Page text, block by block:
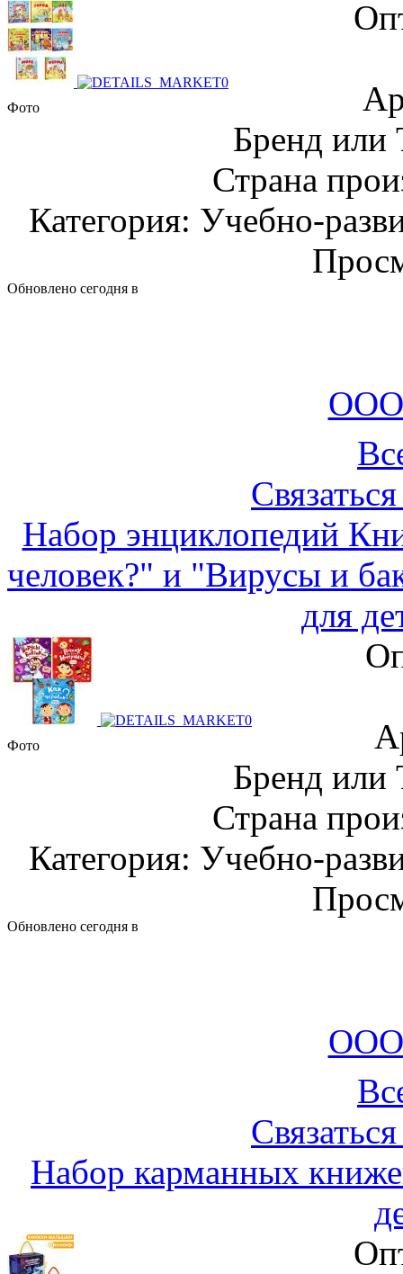
Фото
Бренд или
Страна
Категория: Учебно-
Обновлено сегодня в
ООО
Набор энциклопедий
человек?" и "Вирусы и
для
Фото
Бренд или
Страна
Категория: Учебно-
Обновлено сегодня в
ООО
Набор карманных